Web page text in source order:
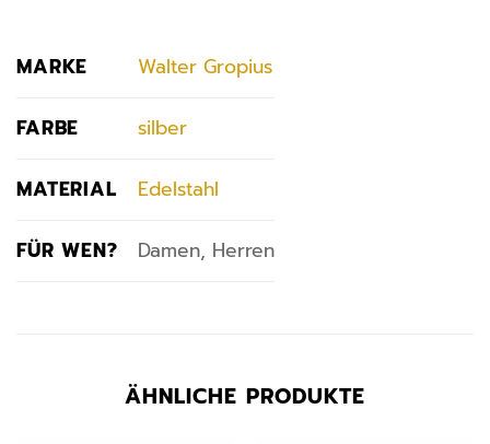
MARKE Walter Gropius
FARBE silber
MATERIAL Edelstahl
FÜR WEN? Damen, Herren
ÄHNLICHE PRODUKTE